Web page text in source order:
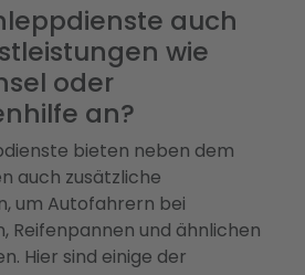
auch
wie
oder
an?
bieten neben dem
auch zusätzliche
um Autofahrern bei
Reifenpannen und ähnlichen
Hier sind einige der